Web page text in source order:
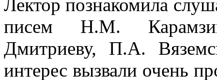
Лектор познакомила
писем Н.М.
Дмитриеву, П.А.
интерес вызвали очень